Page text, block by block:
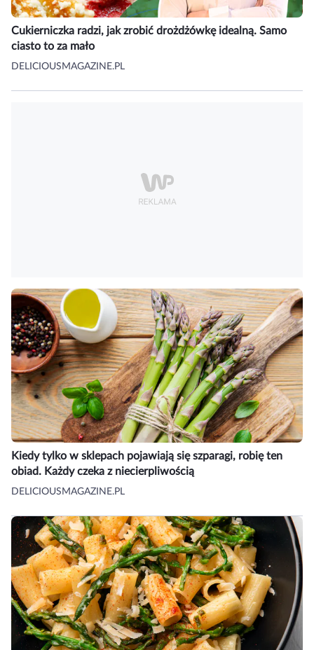
Cukierniczka radzi, jak zrobić drożdżówkę idealną. Samo
ciasto to za mało
DELICIOUSMAGAZINE.PL
Kiedy tylko w sklepach pojawiają się szparagi, robię ten
obiad. Każdy czeka z niecierpliwością
DELICIOUSMAGAZINE.PL